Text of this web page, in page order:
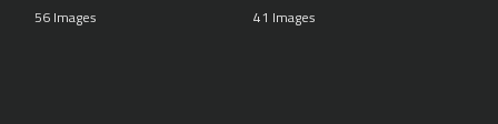
56 Images 41 Images